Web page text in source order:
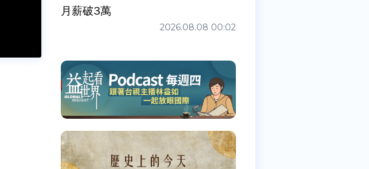
月薪破3萬
2026.08.08 00:02